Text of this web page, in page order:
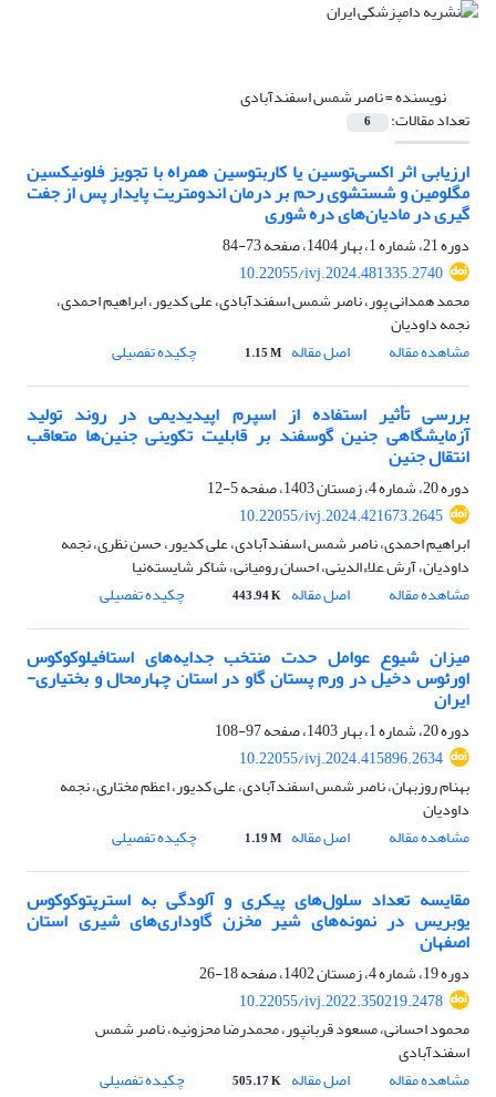
نویسنده =ناصر شمس اسفندآبادی
تعداد مقالات: 6
ارزیابی اثر اکسی‌توسین یا کاربتوسین همراه با تجویز فلونیکسین
مگلومین و شستشوی رحم بر درمان اندومتریت پایدار پس از جفت
گیری در مادیان‌های دره شوری
دوره 21، شماره 1، بهار 1404، صفحه
73-84
10.22055/ivj.2024.481335.2740
محمد همدانی پور، ناصر شمس اسفندآبادی، علی کدیور، ابراهیم احمدی،
نجمه داودیان
مشاهده مقاله
اصل مقاله 1.15 M چکیده تفصیلی
بررسی تأثیر استفاده از اسپرم اپیدیدیمی در روند تولید
آزمایشگاهی جنین‌ گوسفند بر قابلیت تکوینی جنین‌ها متعاقب
انتقال جنین
دوره 20، شماره 4، زمستان 1403، صفحه
5-12
10.22055/ivj.2024.421673.2645
ابراهیم احمدی، ناصر شمس اسفندآبادی، علی کدیور، حسن نظری، نجمه
داودیان، آرش َعلاءالدینی، احسان رومیانی، شاکر شایسته‌نیا
مشاهده مقاله
اصل مقاله 443.94 K چکیده تفصیلی
میزان شیوع عوامل حدت منتخب جدایه‌های استافیلوکوکوس
اورئوس دخیل در ورم پستان گاو در استان چهارمحال و بختیاری-
ایران
دوره 20، شماره 1، بهار 1403، صفحه
97-108
10.22055/ivj.2024.415896.2634
بهنام روزبهان، ناصر شمس اسفندآبادی، علی کدیور، اعظم مختاری، نجمه
داودیان
مشاهده مقاله
اصل مقاله 1.19 M چکیده تفصیلی
مقایسه تعداد سلول‌های پیکری و آلودگی به استرپتوکوکوس
یوبریس در نمونه‌های شیر مخزن گاوداری‌های شیری استان
اصفهان
دوره 19، شماره 4، زمستان 1402، صفحه
18-26
10.22055/ivj.2022.350219.2478
محمود احسانی، مسعود قربانپور، محمدرضا محزونیه، ناصر شمس
اسفندآبادی
مشاهده مقاله
اصل مقاله 505.17 K چکیده تفصیلی